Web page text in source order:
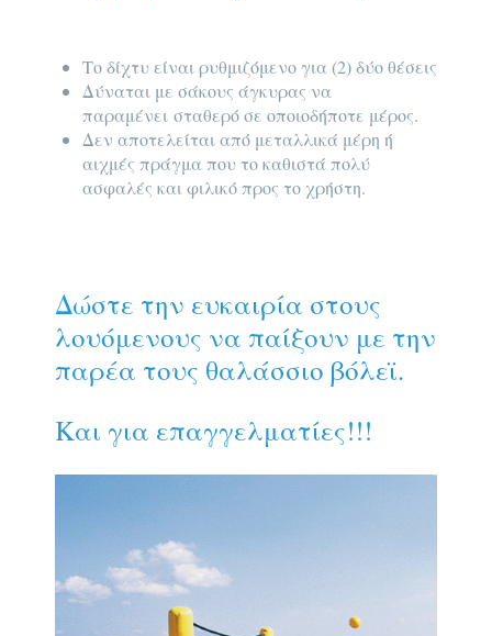
Το δίχτυ είναι ρυθμιζόμενο για (2) δύο θέσεις
Δύναται με σάκους άγκυρας να
παραμένει σταθερό σε οποιοδήποτε μέρος.
Δεν αποτελείται από μεταλλικά μέρη ή
αιχμές πράγμα που το καθιστά πολύ
ασφαλές και φιλικό προς το χρήστη.
Δώστε την ευκαιρία στους
λουόμενους να παίξουν με την
παρέα τους θαλάσσιο βόλεϊ.
Και για επαγγελματίες!!!